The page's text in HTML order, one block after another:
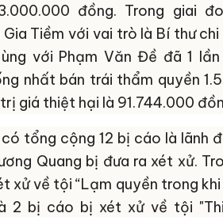
đồng. Trong giai
Tiềm với vai trò là Bí thư
với Phạm Văn Đề đã 1
nhất bán trái thẩm quyền
giá thiệt hại là 91.744.000
tổng cộng 12 bị cáo là lãnh
Quang bị đưa ra xét xử.
xử về tội “Lạm quyền trong
2 bị cáo bị xét xử về tội